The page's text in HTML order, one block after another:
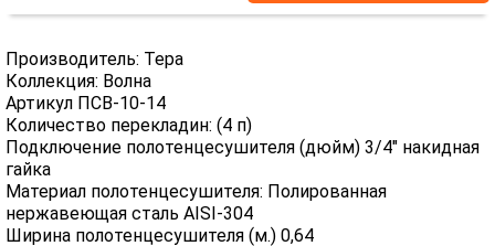
Производитель: Тера
Коллекция: Волна
Артикул ПСВ-10-14
Количество перекладин: (4 п)
Подключение полотенцесушителя (дюйм) 3/4" накидная
гайка
Материал полотенцесушителя: Полированная
нержавеющая сталь AISI-304
Ширина полотенцесушителя (м.) 0,64